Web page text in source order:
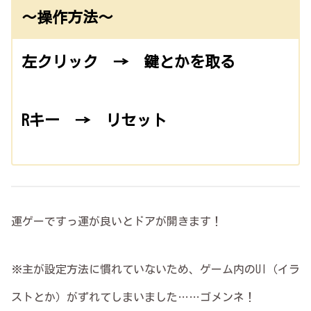
～操作方法～
左クリック → 鍵とかを取る
Rキー → リセット
運ゲーですっ運が良いとドアが開きます！
※主が設定方法に慣れていないため、ゲーム内のUI（イラ
ストとか）がずれてしまいました……ゴメンネ！